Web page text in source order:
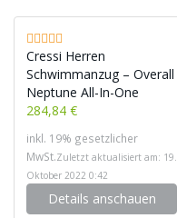
Cressi Herren
Schwimmanzug – Overall
Neptune All-In-One
284,84 €
inkl. 19% gesetzlicher
MwSt.Zuletzt aktualisiert am: 19.
Oktober 2022 0:42
Details anschauen